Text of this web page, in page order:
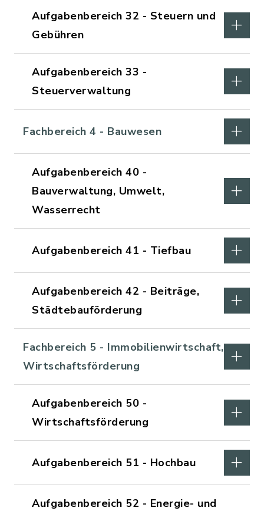
Aufgabenbereich 32 - Steuern und
Gebühren
Aufgabenbereich 33 -
Steuerverwaltung
Fachbereich 4 - Bauwesen
Aufgabenbereich 40 -
Bauverwaltung, Umwelt,
Wasserrecht
Aufgabenbereich 41 - Tiefbau
Aufgabenbereich 42 - Beiträge,
Städtebauförderung
Fachbereich 5 - Immobilienwirtschaft,
Wirtschaftsförderung
Aufgabenbereich 50 -
Wirtschaftsförderung
Aufgabenbereich 51 - Hochbau
Aufgabenbereich 52 - Energie- und